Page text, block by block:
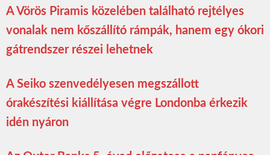
A Vörös Piramis közelében található rejtélyes
vonalak nem kőszállító rámpák, hanem egy ókori
gátrendszer részei lehetnek
A Seiko szenvedélyesen megszállott
órakészítési kiállítása végre Londonba érkezik
idén nyáron